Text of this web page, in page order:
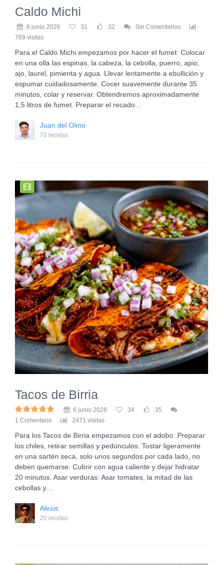
Caldo Michi
8 junio 2026 31 32
Sin Comentarios
769 visitas
Para el Caldo Michi empezamos por hacer el fumet: Colocar
en una olla las espinas, la cabeza, la cebolla, puerro, apio,
ajo, laurel, pimienta y agua. Llevar lentamente a ebullición y
espumar cuidadosamente. Cocer suavemente durante 35
minutos, colar y reservar. Obtendremos aproximadamente
1,5 litros de fumet. Preparar el recado…
Juan del Olmo
73 recetas
Tacos de Birria
6 junio 2026 34
35
1 Comentario
2471 visitas
Para los Tacos de Birria empezamos con el adobo: Preparar
los chiles, retirar semillas y pedúnculos. Tostar ligeramente
en una sartén seca, solo unos segundos por cada lado, no
deben quemarse. Cubrir con agua caliente y dejar hidratar
20 minutos. Asar verduras: Asar tomates, la mitad de las
cebollas y…
Alexis
20 recetas